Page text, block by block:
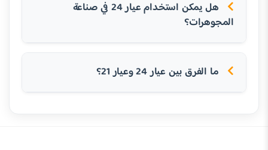
هل يمكن استخدام عيار 24 في صناعة
المجوهرات؟
ما الفرق بين عيار 24 وعيار 21؟